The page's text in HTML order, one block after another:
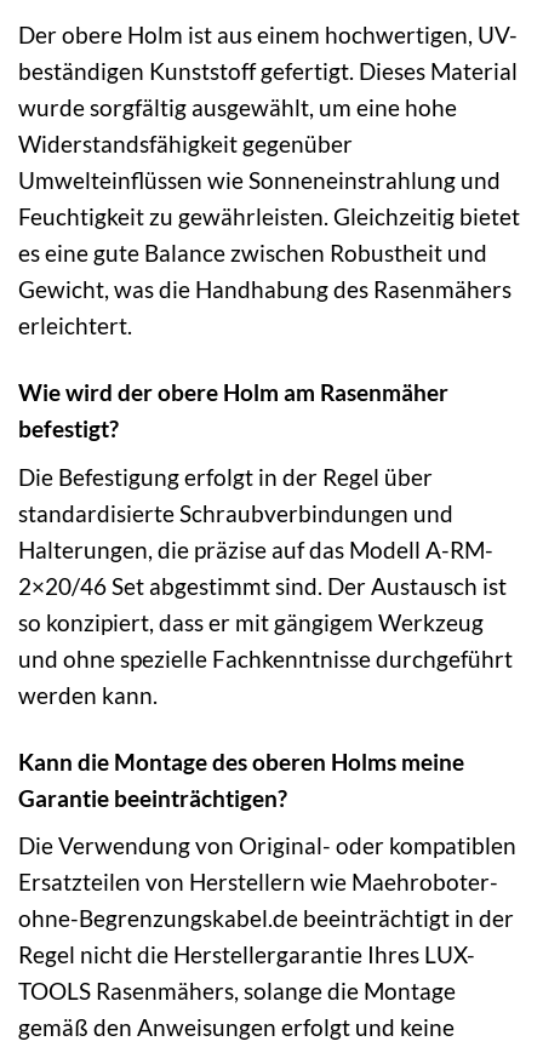
Der obere Holm ist aus einem hochwertigen, UV-
beständigen Kunststoff gefertigt. Dieses Material
wurde sorgfältig ausgewählt, um eine hohe
Widerstandsfähigkeit gegenüber
Umwelteinflüssen wie Sonneneinstrahlung und
Feuchtigkeit zu gewährleisten. Gleichzeitig bietet
es eine gute Balance zwischen Robustheit und
Gewicht, was die Handhabung des Rasenmähers
erleichtert.
Wie wird der obere Holm am Rasenmäher
befestigt?
Die Befestigung erfolgt in der Regel über
standardisierte Schraubverbindungen und
Halterungen, die präzise auf das Modell A-RM-
2×20/46 Set abgestimmt sind. Der Austausch ist
so konzipiert, dass er mit gängigem Werkzeug
und ohne spezielle Fachkenntnisse durchgeführt
werden kann.
Kann die Montage des oberen Holms meine
Garantie beeinträchtigen?
Die Verwendung von Original- oder kompatiblen
Ersatzteilen von Herstellern wie Maehroboter-
ohne-Begrenzungskabel.de beeinträchtigt in der
Regel nicht die Herstellergarantie Ihres LUX-
TOOLS Rasenmähers, solange die Montage
gemäß den Anweisungen erfolgt und keine